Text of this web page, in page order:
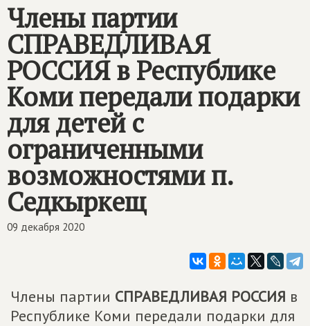
Члены партии
СПРАВЕДЛИВАЯ
РОССИЯв Республике
Коми передали подарки
для детей с
ограниченными
возможностями п.
Седкыркещ
09 декабря 2020
Члены партии СПРАВЕДЛИВАЯ РОССИЯ в
Республике Коми передали подарки для